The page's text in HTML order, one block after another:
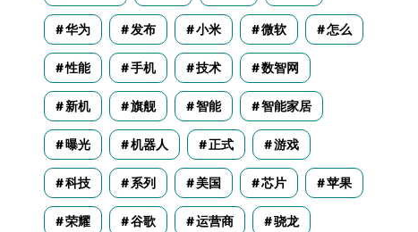
华为 发布 小米 微软 怎么
性能 手机 技术 数智网
新机 旗舰 智能 智能家居
曝光 机器人 正式 游戏
科技 系列 美国 芯片 苹果
荣耀 谷歌 运营商 骁龙